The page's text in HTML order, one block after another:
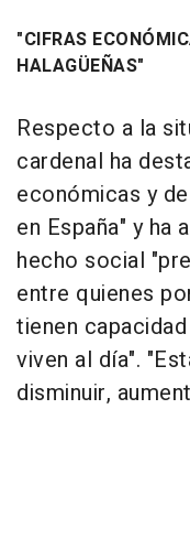
"CIFRAS
HALAGÜEÑAS"
Respecto a la
cardenal ha
económicas y
en España" y ha
hecho social
entre quienes
tienen
viven al día".
disminuir,